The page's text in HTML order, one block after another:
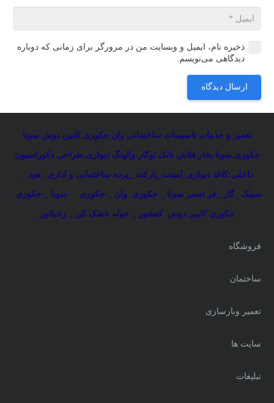
ذخیره نام، ایمیل و وبسایت من در مرورگر برای زمانی که دوباره
دیدگاهی می‌نویسم.
ارسال دیدگاه
تعمیر و خدمات تاسیسات ساختمانی:وان جکوزی ,کابین دوش سونا
جکوزی سونا بخار فلاش تانک توکار-والهنگ دیواری ,طراحی دکوراسیون
داخلی:کاغذ دیواری_لمینت_پارکت _پرده ساختمانی و اداری _هود _
سینک _گاز _فر تعمیر سونا _ جکوزی وان _ جکوزی سونا _ جکوزی
جکوزی کابین دوش کفشور _ حوله خشک کن _ رادیاتور
فروشگاه
ساختمان
تعمیر وبازسازی
سایت ها
تبلیغات